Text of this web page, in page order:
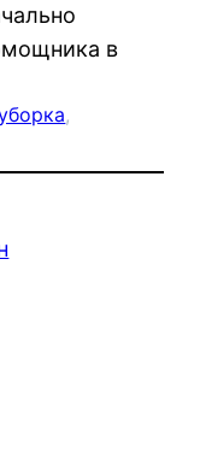
в